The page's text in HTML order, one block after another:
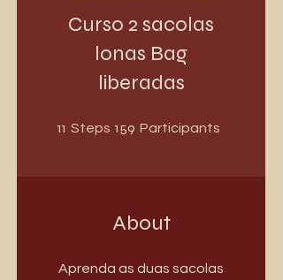
Curso 2 sacolas
lonas Bag
liberadas
11 Steps 11 Steps
159 Participants
About
Aprenda as duas sacolas